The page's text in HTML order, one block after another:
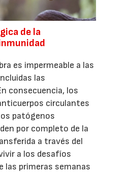
de la
es impermeable a las
las
consecuencia, los
circulantes
patógenos
por completo de la
a través del
a los desafíos
las primeras semanas